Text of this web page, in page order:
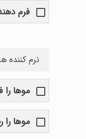
فرم
نرم کننده
موها را
موها